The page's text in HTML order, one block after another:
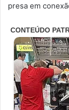
presa em